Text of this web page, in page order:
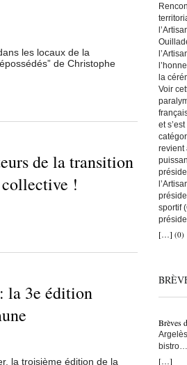
les locaux de la
de Christophe
de la transition
collective !
la 3e édition
la troisième édition de la
la
Voir
et
revient
sportif
a
une
[…] (0)
Brèves
bistro…
[…]